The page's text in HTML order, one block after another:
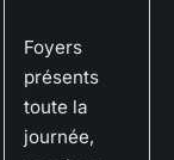
Foyers
présents
toute la
journée,